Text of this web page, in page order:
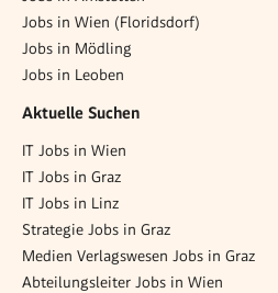
Jobs in Wien (Floridsdorf)
Jobs in Mödling
Jobs in Leoben
Aktuelle Suchen
IT Jobs in Wien
IT Jobs in Graz
IT Jobs in Linz
Strategie Jobs in Graz
Medien Verlagswesen Jobs in Graz
Abteilungsleiter Jobs in Wien